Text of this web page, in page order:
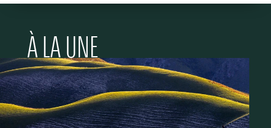
À LA UNE